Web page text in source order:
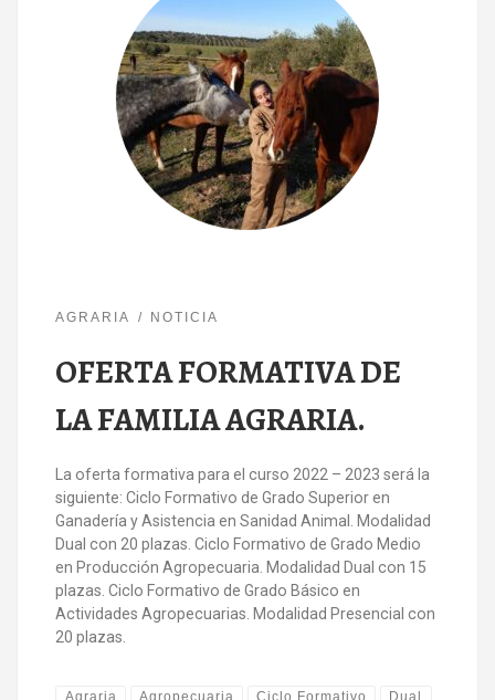
AGRARIA NOTICIA
OFERTA FORMATIVA DE
LA FAMILIA AGRARIA.
La oferta formativa para el curso 2022 – 2023 será la
siguiente: Ciclo Formativo de Grado Superior en
Ganadería y Asistencia en Sanidad Animal. Modalidad
Dual con 20 plazas. Ciclo Formativo de Grado Medio
en Producción Agropecuaria. Modalidad Dual con 15
plazas. Ciclo Formativo de Grado Básico en
Actividades Agropecuarias. Modalidad Presencial con
20 plazas.
Agraria Agropecuaria Ciclo Formativo Dual